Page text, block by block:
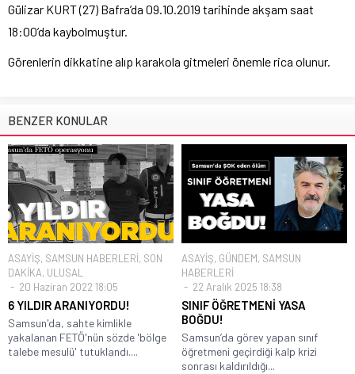
Gülizar KURT (27) Bafra’da 09.10.2019 tarihinde akşam saat
18:00’da kaybolmuştur.
Görenlerin dikkatine alıp karakola gitmeleri önemle rica olunur.
BENZER KONULAR
ASAYİŞ, SAMSUN HABERLERİ, SON
DAKİKA, ULUSAL
20 Haziran 2022 18:05
6 YILDIR ARANIYORDU!
Samsun'da, sahte kimlikle
yakalanan FETÖ'nün sözde 'bölge
talebe mesulü' tutuklandı....
ASAYİŞ, GÜNDEM, SAMSUN
HABERLERİ
22 Aralık 2025 18:38
SINIF ÖĞRETMENİ YASA
BOĞDU!
Samsun’da görev yapan sınıf
öğretmeni geçirdiği kalp krizi
sonrası kaldırıldığı...